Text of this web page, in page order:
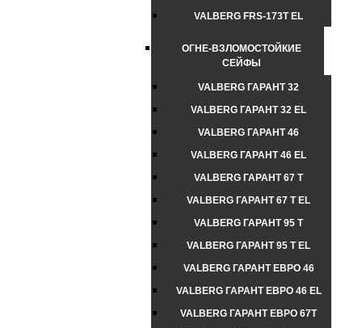
VALBERG FRS-173T EL
ОГНЕ-ВЗЛОМОСТОЙКИЕ
СЕЙФЫ
VALBERG ГАРАНТ 32
VALBERG ГАРАНТ 32 EL
VALBERG ГАРАНТ 46
VALBERG ГАРАНТ 46 EL
VALBERG ГАРАНТ 67 T
VALBERG ГАРАНТ 67 T EL
VALBERG ГАРАНТ 95 T
VALBERG ГАРАНТ 95 T EL
VALBERG ГАРАНТ ЕВРО 46
VALBERG ГАРАНТ ЕВРО 46 EL
VALBERG ГАРАНТ ЕВРО 67T